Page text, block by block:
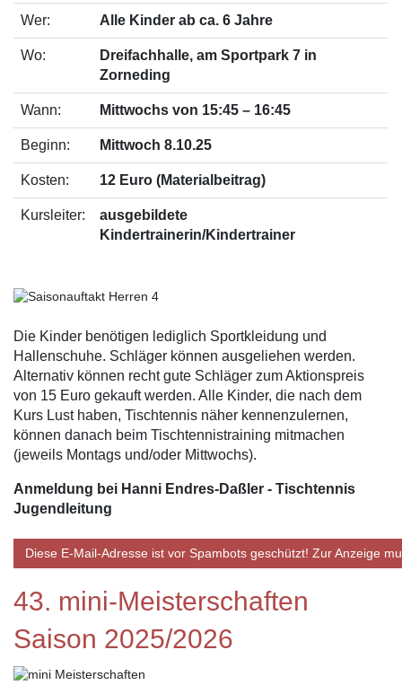
Wer: Alle Kinder ab ca. 6 Jahre
Wo:
Dreifachhalle, am Sportpark 7 in
Zorneding
Wann: Mittwochs von 15:45 – 16:45
Beginn: Mittwoch 8.10.25
Kosten: 12 Euro (Materialbeitrag)
Kursleiter:
ausgebildete
Kindertrainerin/Kindertrainer
Die Kinder benötigen lediglich Sportkleidung und
Hallenschuhe. Schläger können ausgeliehen werden.
Alternativ können recht gute Schläger zum Aktionspreis
von 15 Euro gekauft werden. Alle Kinder, die nach dem
Kurs Lust haben, Tischtennis näher kennenzulernen,
können danach beim Tischtennistraining mitmachen
(jeweils Montags und/oder Mittwochs).
Anmeldung bei Hanni Endres-Daßler - Tischtennis
Jugendleitung
Diese E-Mail-Adresse ist vor Spambots geschützt! Zur Anzeige
43. mini-Meisterschaften
Saison 2025/2026